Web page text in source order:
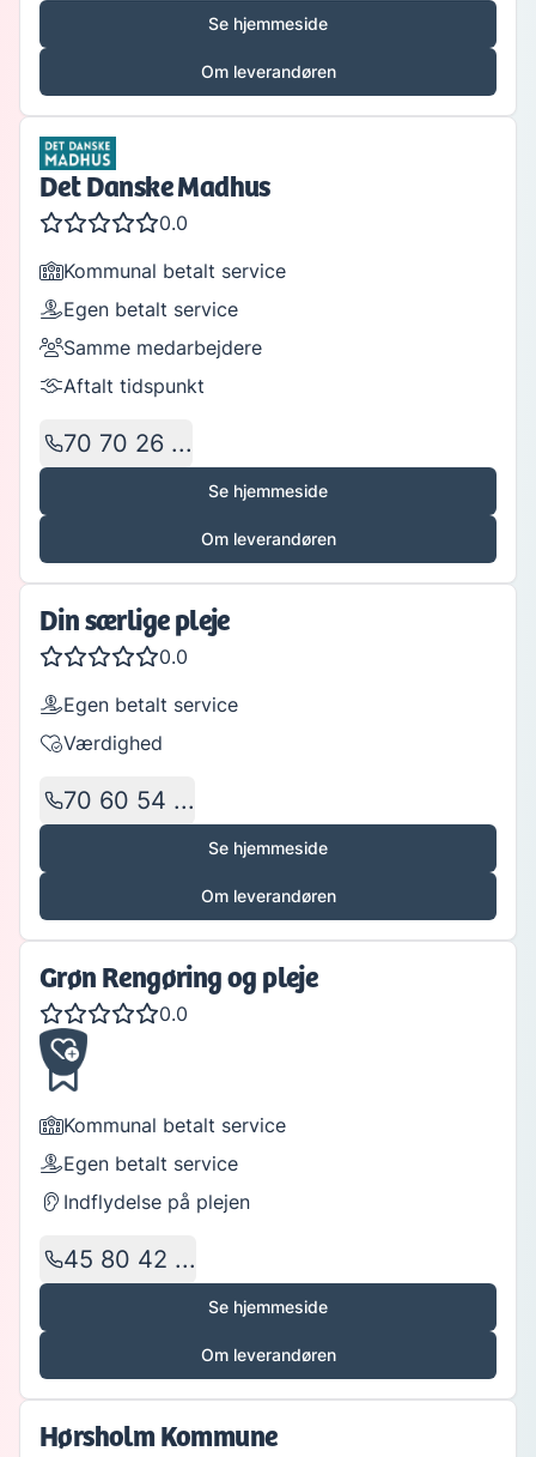
Se hjemmeside
Om leverandøren
Det Danske Madhus
0.0
70 70 26 ...
Se hjemmeside
Om leverandøren
Kommunal betalt service
Egen betalt service
Samme medarbejdere
Aftalt tidspunkt
Din særlige pleje
0.0
70 60 54 ...
Se hjemmeside
Om leverandøren
Egen betalt service
Værdighed
Grøn Rengøring og pleje
0.0
45 80 42 ...
Se hjemmeside
Om leverandøren
Kommunal betalt service
Egen betalt service
Indflydelse på plejen
Hørsholm Kommune